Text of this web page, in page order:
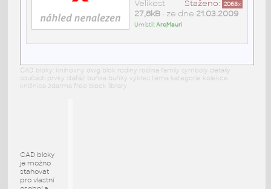
Staženo: 2068x
Velikost
27,8kB• ze dne 21.03.2009
Umístil:ArqMauri
CAD bloky: knihovny dwg blok rodiny rodina family symboly detaily
součásti prvky stafáž buňka buňky výkres téma kategorie kolekce
knižnica zdarma free block library
CAD bloky
je možno
stahovat
pro vlastní